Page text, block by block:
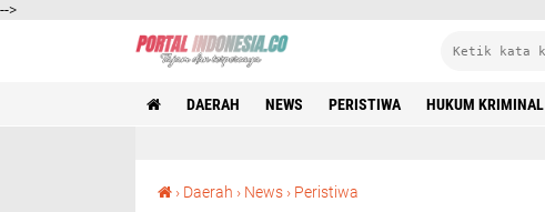
-->
DAERAH NEWS PERISTIWA HUKUM KRIMINAL
› Daerah › News › Peristiwa